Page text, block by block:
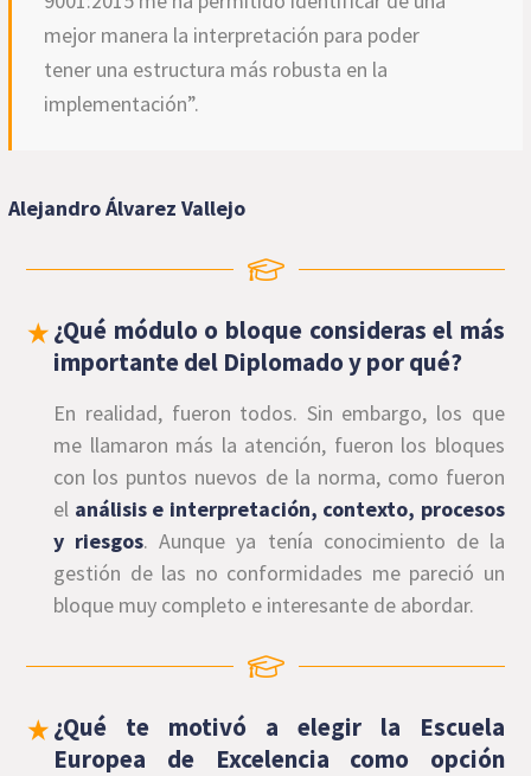
mejor manera la interpretación para poder
tener una estructura más robusta en la
implementación”.
Alejandro Álvarez Vallejo
¿Qué módulo o bloque consideras el más
importante del Diplomado y por qué?
En realidad, fueron todos. Sin embargo, los que
me llamaron más la atención, fueron los bloques
con los puntos nuevos de la norma, como fueron
el análisis e interpretación, contexto, procesos
y riesgos. Aunque ya tenía conocimiento de la
gestión de las no conformidades me pareció un
bloque muy completo e interesante de abordar.
¿Qué te motivó a elegir la Escuela
Europea de Excelencia como opción